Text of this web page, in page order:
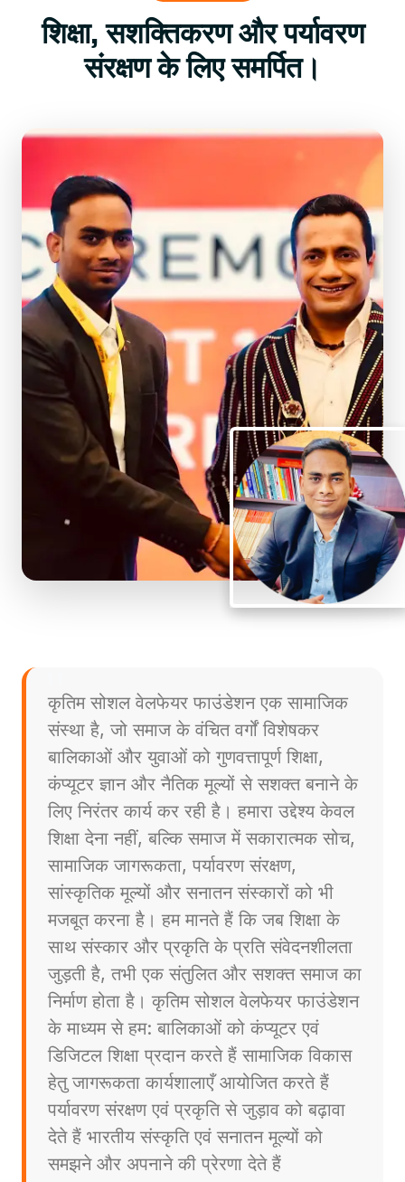
शिक्षा, सशक्तिकरण और पर्यावरण
संरक्षण के लिए समर्पित।
कृतिम सोशल वेलफेयर फाउंडेशन एक सामाजिक
संस्था है, जो समाज के वंचित वर्गों विशेषकर
बालिकाओं और युवाओं को गुणवत्तापूर्ण शिक्षा,
कंप्यूटर ज्ञान और नैतिक मूल्यों से सशक्त बनाने के
लिए निरंतर कार्य कर रही है। हमारा उद्देश्य केवल
शिक्षा देना नहीं, बल्कि समाज में सकारात्मक सोच,
सामाजिक जागरूकता, पर्यावरण संरक्षण,
सांस्कृतिक मूल्यों और सनातन संस्कारों को भी
मजबूत करना है। हम मानते हैं कि जब शिक्षा के
साथ संस्कार और प्रकृति के प्रति संवेदनशीलता
जुड़ती है, तभी एक संतुलित और सशक्त समाज का
निर्माण होता है। कृतिम सोशल वेलफेयर फाउंडेशन
के माध्यम से हम: बालिकाओं को कंप्यूटर एवं
डिजिटल शिक्षा प्रदान करते हैं सामाजिक विकास
हेतु जागरूकता कार्यशालाएँ आयोजित करते हैं
पर्यावरण संरक्षण एवं प्रकृति से जुड़ाव को बढ़ावा
देते हैं भारतीय संस्कृति एवं सनातन मूल्यों को
समझने और अपनाने की प्रेरणा देते हैं